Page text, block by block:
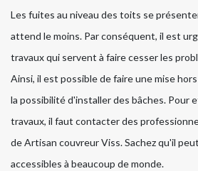
Les fuites au niveau des toits se
attend le moins. Par conséquent, il est
travaux qui servent à faire cesser les
Ainsi, il est possible de faire une mise
la possibilité d'installer des bâches. Pour
travaux, il faut contacter des
de Artisan couvreur Viss. Sachez qu'il
accessibles à beaucoup de monde.